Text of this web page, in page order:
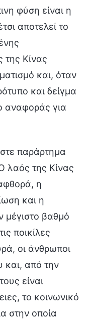
φύση είναι η
αποτελεί το
Κίνας
και, όταν
και δείγμα
αναφοράς για
παράρτημα
λαός της Κίνας
η
και η
μέγιστο βαθμό
ποικίλες
οι άνθρωποι
και, από την
είναι
το κοινωνικό
στην οποία